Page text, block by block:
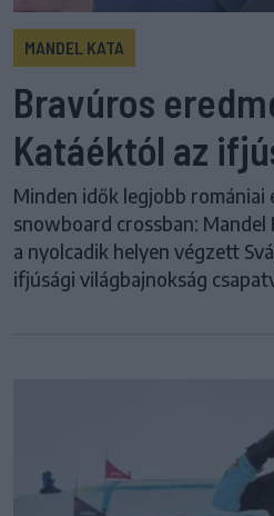
MANDEL KATA
Bravúros
Katáéktól az
Minden idők legjobb
snowboard crossban: Mandel
a nyolcadik helyen végzett
ifjúsági világbajnokság